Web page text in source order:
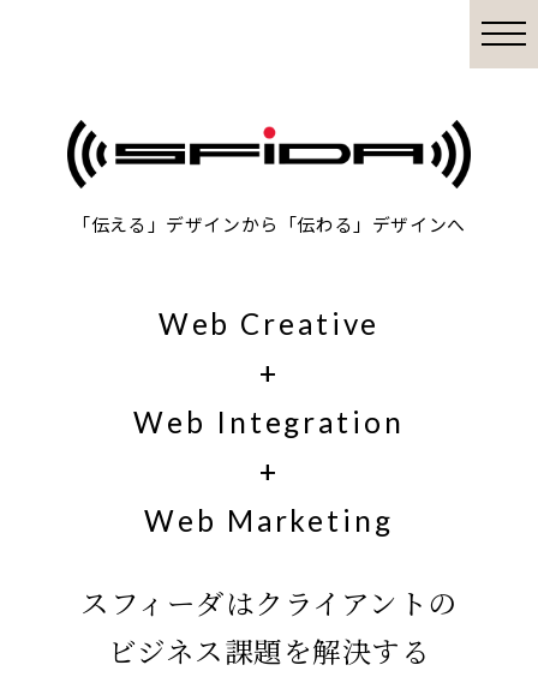
「伝える」デザインから「伝わる」デザインへ
Web Creative
+
Web Integration
+
Web Marketing
スフィーダはクライアントの
ビジネス課題を解決する